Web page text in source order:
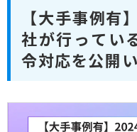
【大手事例有
社が行ってい
令対応を公開